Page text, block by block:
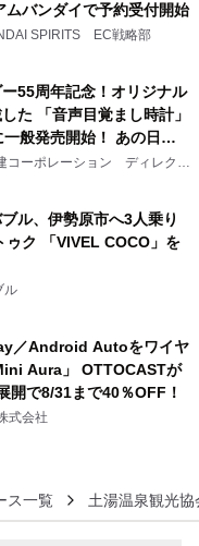
ムバンダイで予約受付開始
SPIRITS EC戦略部
55周年記念！オリジナル
た 「音声目覚まし時計」
般発売開始！ あの日の
る
コーポレーション ディレクト
ー
ル、伊勢原市へ3人乗り
ゥク 「VIVEL COCO」を
ル
／Android Autoをワイヤ
Aura」 OTTOCASTが
開で8/31まで40％OFF！
式会社
ス一覧 土湯温泉観光協